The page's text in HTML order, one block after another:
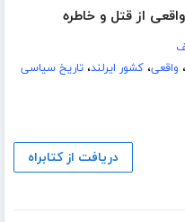
از قتل و خاطره
، واقعی،کشور ایرلند،تاریخ سیاسی
دریافت از کتابراه